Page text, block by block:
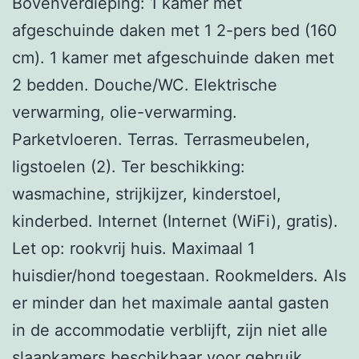
afgeschuinde daken met 1 2-pers bed (160
cm). 1 kamer met afgeschuinde daken met
2 bedden. Douche/WC. Elektrische
verwarming, olie-verwarming.
Parketvloeren. Terras. Terrasmeubelen,
ligstoelen (2). Ter beschikking:
wasmachine, strijkijzer, kinderstoel,
kinderbed. Internet (Internet (WiFi), gratis).
Let op: rookvrij huis. Maximaal 1
huisdier/hond toegestaan. Rookmelders. Als
er minder dan het maximale aantal gasten
in de accommodatie verblijft, zijn niet alle